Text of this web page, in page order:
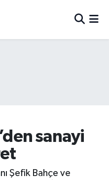
sanayi
Şefik Bahçe ve